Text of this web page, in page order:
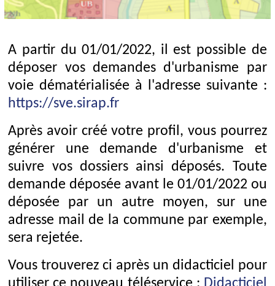
A partir du 01/01/2022, il est possible de
déposer vos demandes d'urbanisme par
voie dématérialisée à l'adresse suivante :
https://sve.sirap.fr
Après avoir créé votre profil, vous pourrez
générer une demande d'urbanisme et
suivre vos dossiers ainsi déposés. Toute
demande déposée avant le 01/01/2022 ou
déposée par un autre moyen, sur une
adresse mail de la commune par exemple,
sera rejetée.
Vous trouverez ci après un didacticiel pour